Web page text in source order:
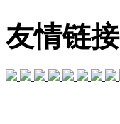
友情链接